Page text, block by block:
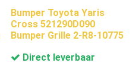
Bumper Toyota Yaris
Cross 521290D090
Bumper Grille 2-R8-10775
Direct leverbaar